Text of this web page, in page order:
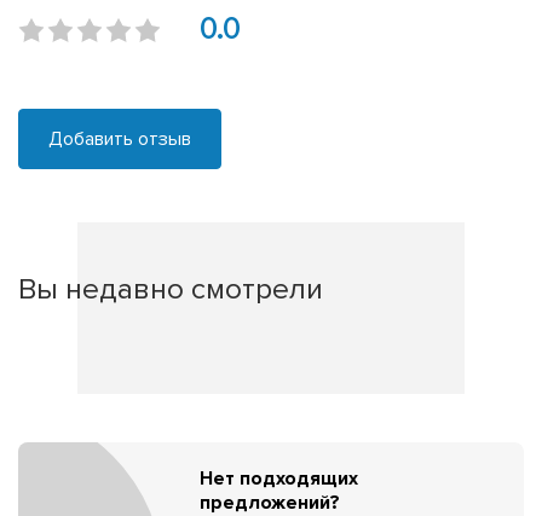
0.0
Добавить отзыв
Вы недавно смотрели
Нет подходящих
предложений?